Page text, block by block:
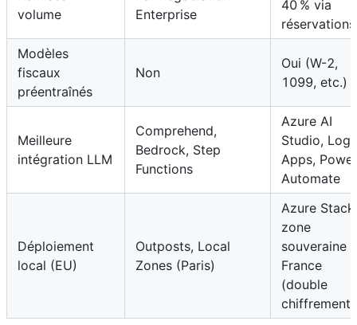
volume
Enterprise
40 % via
réservations
Modèles
fiscaux
préentraînés
Non
Oui (W-2,
1099, etc.)
Meilleure
intégration LLM
Comprehend,
Bedrock, Step
Functions
Azure AI
Studio,
Apps, Power
Automate
Déploiement
local (EU)
Outposts, Local
Zones (Paris)
Azure Stack,
zone
souveraine
France
(double
chiffrement)